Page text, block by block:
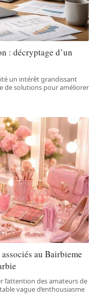
: décryptage d’un
un intérêt grandissant
de solutions pour améliorer
au Bairbieme
l’attention des amateurs de
vague d’enthousiasme